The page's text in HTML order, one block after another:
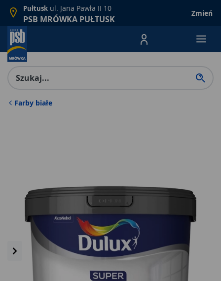
Pułtusk ul. Jana Pawła II 10
PSB MRÓWKA PUŁTUSK
Zmień
Menu Produktów,
Farby białe